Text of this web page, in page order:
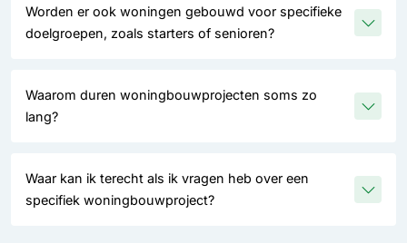
Worden er ook woningen gebouwd voor specifieke
doelgroepen, zoals starters of senioren?
Waarom duren woningbouwprojecten soms zo
lang?
Waar kan ik terecht als ik vragen heb over een
specifiek woningbouwproject?